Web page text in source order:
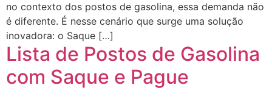
no contexto dos postos de gasolina, essa demanda não
é diferente. É nesse cenário que surge uma solução
inovadora: o Saque […]
Lista de Postos de Gasolina
com Saque e Pague